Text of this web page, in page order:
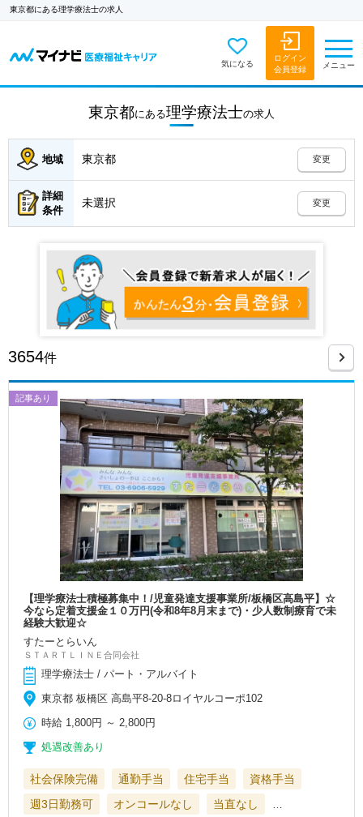
東京都にある理学療法士の求人
気になる
ログイン
会員登録
メニュー
東京都にある理学療法士の求人
地域 東京都 変更
詳細
条件
未選択 変更
3654件
記事あり
【理学療法士積極募集中！/児童発達支援事業所/板橋区高島平】☆
今なら定着支援金１０万円(令和8年8月末まで)・少人数制療育で未
経験大歓迎☆
すたーとらいん
ＳＴＡＲＴＬＩＮＥ合同会社
理学療法士 / パート・アルバイト
東京都 板橋区 高島平8-20-8ロイヤルコーポ102
時給 1,800円 ～ 2,800円
処遇改善あり
社会保険完備 通勤手当 住宅手当
資格手当
週3日勤務可
オンコールなし 当直なし